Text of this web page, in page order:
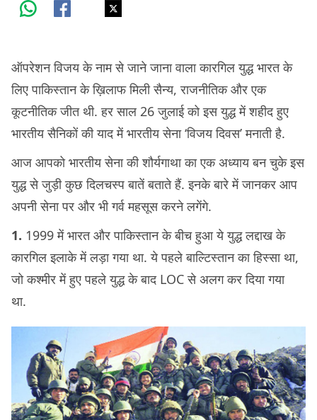
ऑपरेशन विजय के नाम से जाने जाना वाला कारगिल युद्ध भारत के
लिए पाकिस्तान के ख़िलाफ मिली सैन्य, राजनीतिक और एक
कूटनीतिक जीत थी. हर साल 26 जुलाई को इस युद्ध में शहीद हुए
भारतीय सैनिकों की याद में भारतीय सेना ‘विजय दिवस’ मनाती है.
आज आपको भारतीय सेना की शौर्यगाथा का एक अध्याय बन चुके इस
युद्ध से जुड़ी कुछ दिलचस्प बातें बताते हैं. इनके बारे में जानकर आप
अपनी सेना पर और भी गर्व महसूस करने लगेंगे.
1. 1999 में भारत और पाकिस्तान के बीच हुआ ये युद्ध लद्दाख के
कारगिल इलाके में लड़ा गया था. ये पहले बाल्टिस्तान का हिस्सा था,
जो कश्मीर में हुए पहले युद्ध के बाद LOC से अलग कर दिया गया
था.